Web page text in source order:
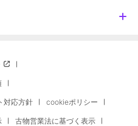
対応方針 cookieポリシー
古物営業法に基づく表示